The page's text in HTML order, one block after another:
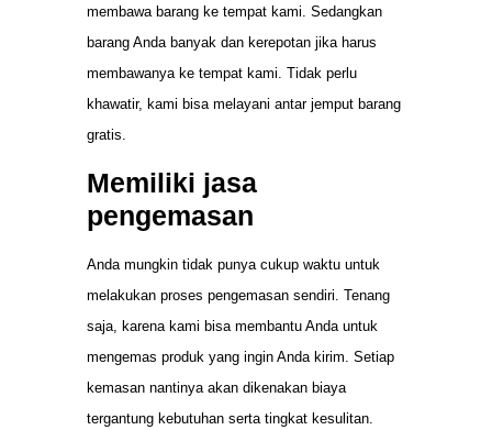
membawa barang ke tempat kami. Sedangkan
barang Anda banyak dan kerepotan jika harus
membawanya ke tempat kami. Tidak perlu
khawatir, kami bisa melayani antar jemput barang
gratis.
Memiliki jasa
pengemasan
Anda mungkin tidak punya cukup waktu untuk
melakukan proses pengemasan sendiri. Tenang
saja, karena kami bisa membantu Anda untuk
mengemas produk yang ingin Anda kirim. Setiap
kemasan nantinya akan dikenakan biaya
tergantung kebutuhan serta tingkat kesulitan.